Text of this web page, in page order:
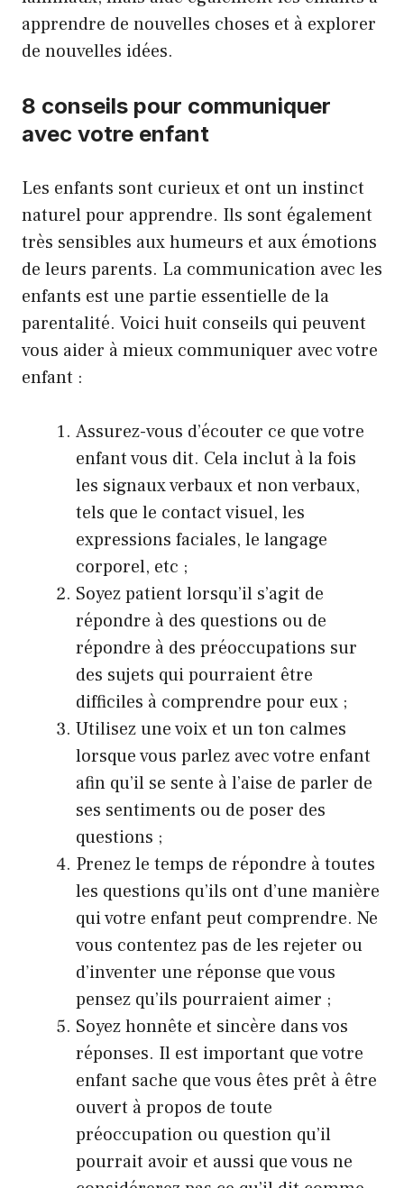
apprendre de nouvelles choses et à explorer
de nouvelles idées.
8 conseils pour communiquer
avec votre enfant
Les enfants sont curieux et ont un instinct
naturel pour apprendre. Ils sont également
très sensibles aux humeurs et aux émotions
de leurs parents. La communication avec les
enfants est une partie essentielle de la
parentalité. Voici huit conseils qui peuvent
vous aider à mieux communiquer avec votre
enfant :
Assurez-vous d’écouter ce que votre
enfant vous dit. Cela inclut à la fois
les signaux verbaux et non verbaux,
tels que le contact visuel, les
expressions faciales, le langage
corporel, etc ;
Soyez patient lorsqu’il s’agit de
répondre à des questions ou de
répondre à des préoccupations sur
des sujets qui pourraient être
difficiles à comprendre pour eux ;
Utilisez une voix et un ton calmes
lorsque vous parlez avec votre enfant
afin qu’il se sente à l’aise de parler de
ses sentiments ou de poser des
questions ;
Prenez le temps de répondre à toutes
les questions qu’ils ont d’une manière
qui votre enfant peut comprendre. Ne
vous contentez pas de les rejeter ou
d’inventer une réponse que vous
pensez qu’ils pourraient aimer ;
Soyez honnête et sincère dans vos
réponses. Il est important que votre
enfant sache que vous êtes prêt à être
ouvert à propos de toute
préoccupation ou question qu’il
pourrait avoir et aussi que vous ne